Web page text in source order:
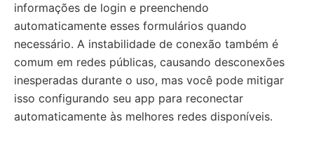
informações de login e preenchendo
automaticamente esses formulários quando
necessário. A instabilidade de conexão também é
comum em redes públicas, causando desconexões
inesperadas durante o uso, mas você pode mitigar
isso configurando seu app para reconectar
automaticamente às melhores redes disponíveis.